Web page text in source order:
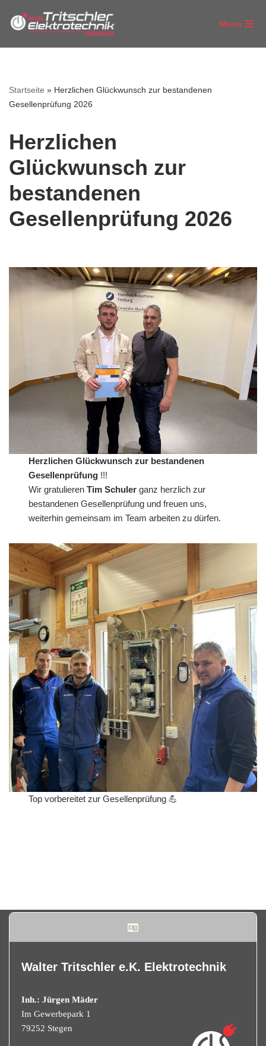
Zum
Inhalt
Menu
Startseite » Herzlichen Glückwunsch zur bestandenen
Gesellenprüfung 2026
Herzlichen
Glückwunsch zur
bestandenen
Gesellenprüfung 2026
Herzlichen Glückwunsch zur bestandenen
Gesellenprüfung !!!
Wir gratulierenTim Schuler ganz herzlich zur
bestandenen Gesellenprüfung und freuen uns,
weiterhin gemeinsam im Team arbeiten zu dürfen.
Top vorbereitet zur Gesellenprüfung 💪
Walter Tritschler e.K. Elektrotechnik
Inh.: Jürgen Mäder
Im Gewerbepark 1
79252 Stegen